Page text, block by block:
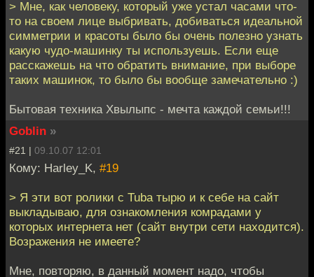
> Мне, как человеку, который уже устал часами что-
то на своем лице выбривать, добиваться идеальной
симметрии и красоты было бы очень полезно узнать
какую чудо-машинку ты используешь. Если еще
расскажешь на что обратить внимание, при выборе
таких машинок, то было бы вообще замечательно :)
Бытовая техника Хвылыпс - мечта каждой семьи!!!
Goblin »
#21 | 09.10.07 12:01
Кому: Harley_K, #19
> Я эти вот ролики с Tuba тырю и к себе на сайт
выкладываю, для ознакомления комрадами у
которых интернета нет (сайт внутри сети находится).
Возражения не имеете?
Мне, повторяю, в данный момент надо, чтобы